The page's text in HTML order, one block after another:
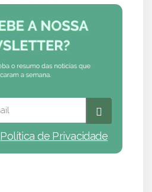
Política de Privacidade